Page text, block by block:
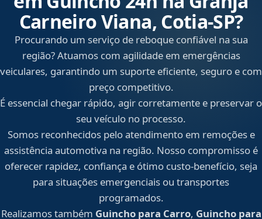
Carneiro Viana, Cotia‑SP?
Procurando um serviço de reboque confiável na sua
região? Atuamos com agilidade em emergências
veiculares, garantindo um suporte eficiente, seguro e com
preço competitivo.
É essencial chegar rápido, agir corretamente e preservar o
seu veículo no processo.
Somos reconhecidos pelo atendimento em remoções e
assistência automotiva na região. Nosso compromisso é
oferecer rapidez, confiança e ótimo custo-benefício, seja
para situações emergenciais ou transportes
programados.
Realizamos também Guincho para Carro, Guincho para